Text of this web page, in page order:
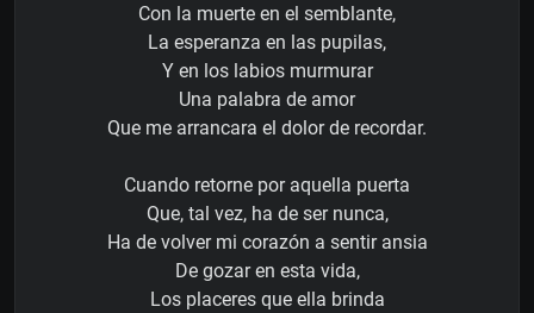
Con la muerte en el semblante,
La esperanza en las pupilas,
Y en los labios murmurar
Una palabra de amor
Que me arrancara el dolor de recordar.
Cuando retorne por aquella puerta
Que, tal vez, ha de ser nunca,
Ha de volver mi corazón a sentir ansia
De gozar en esta vida,
Los placeres que ella brinda